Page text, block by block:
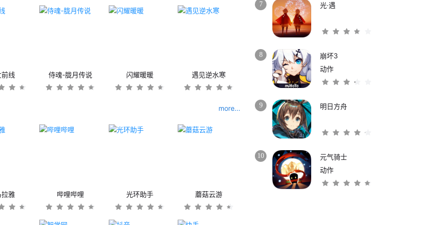
线 侍魂-胧月传说 闪耀暖暖 遇见逆水寒
more...
雅 哔哩哔哩 光环助手 蘑菇云游
7 光·遇
8
崩坏3
动作
9 明日方舟
10
元气骑士
动作